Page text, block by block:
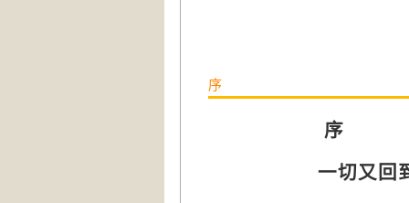
序
序
一切又回